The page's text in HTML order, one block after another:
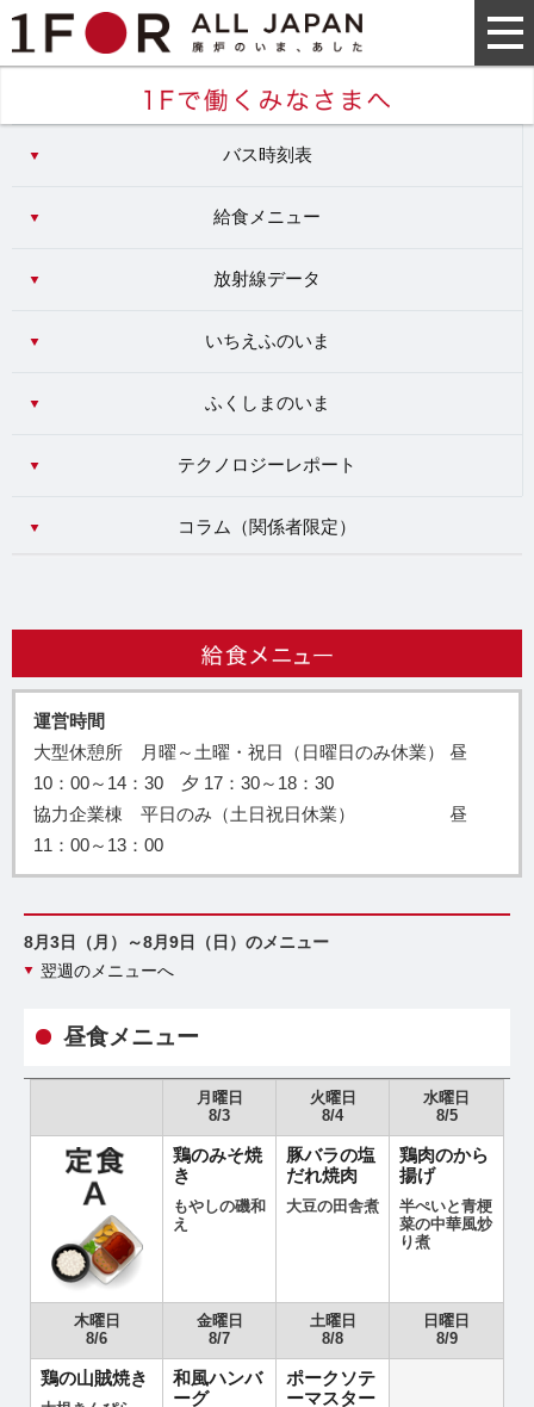
バス時刻表
給食メニュー
放射線データ
いちえふのいま
ふくしまのいま
テクノロジーレポート
コラム（関係者限定）
運営時間
大型休憩所 月曜～土曜・祝日（日曜日のみ休業） 昼
10：00～14：30 夕 17：30～18：30
協力企業棟 平日のみ（土日祝日休業） 昼
11：00～13：00
8月3日（月）～8月9日（日）のメニュー
翌週のメニューへ
昼食メニュー
月曜日
8/3
火曜日
8/4
水曜日
8/5
鶏のみそ焼
き
もやしの磯和
え
豚バラの塩
だれ焼肉
大豆の田舎煮
鶏肉のから
揚げ
半ぺいと青梗
菜の中華風炒
り煮
木曜日
8/6
金曜日
8/7
土曜日
8/8
日曜日
8/9
鶏の山賊焼き
和風ハンバ
ーグ
ポークソテ
ーマスター